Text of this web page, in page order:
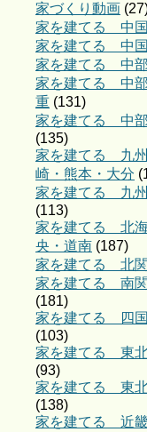
家づくり動画
家を建てる 中
家を建てる 中
家を建てる 中
家を建てる 中
重 (131)
家を建てる 中
(135)
家を建てる 九
崎・熊本・大分
家を建てる 九
(113)
家を建てる 北
央・道南 (187)
家を建てる 北
家を建てる 南
(181)
家を建てる 四
(103)
家を建てる 東
(93)
家を建てる 東
(138)
家を建てる 近